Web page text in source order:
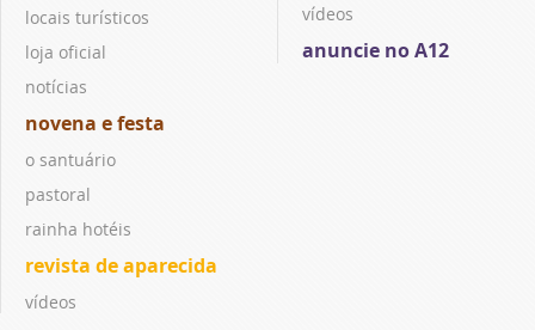
locais turísticos
loja oficial
notícias
novena e festa
o santuário
pastoral
rainha hotéis
revista de aparecida
vídeos
vídeos
anuncie no A12